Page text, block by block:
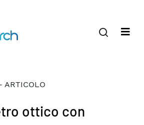
ARTICOLO
ottico con